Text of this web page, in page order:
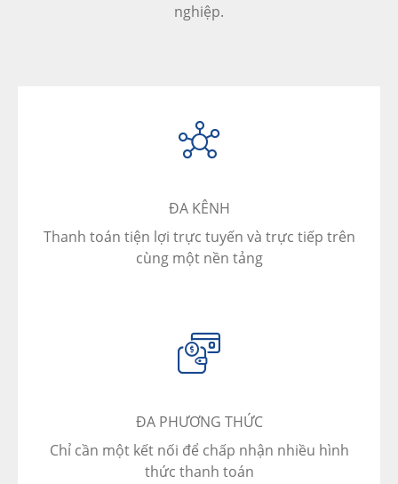
nghiệp.
ĐA KÊNH
Thanh toán tiện lợi trực tuyến và trực tiếp trên
cùng một nền tảng
ĐA PHƯƠNG THỨC
Chỉ cần một kết nối để chấp nhận nhiều hình
thức thanh toán